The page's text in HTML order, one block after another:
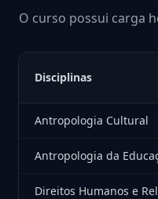
O curso possui carga
Disciplinas
Antropologia Cultural
Antropologia da
Direitos Humanos e